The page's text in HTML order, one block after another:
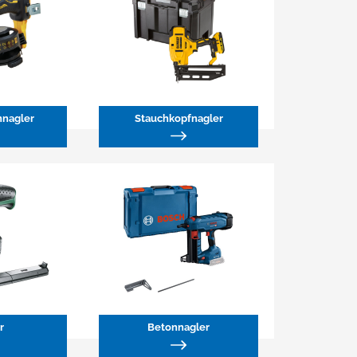
Stauchkopfnagler
Betonnagler